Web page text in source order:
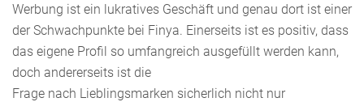
Werbung ist ein lukratives Geschäft und genau dort ist einer
der Schwachpunkte bei Finya. Einerseits ist es positiv, dass
das eigene Profil so umfangreich ausgefüllt werden kann,
doch andererseits ist die
Frage nach Lieblingsmarken sicherlich nicht nur